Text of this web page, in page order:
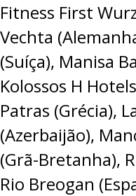
Fitness First
Vechta
(Suíça), Manisa
Kolossos H
Patras (Grécia),
(Azerbaijão),
(Grã-Bretanha),
Rio Breogan